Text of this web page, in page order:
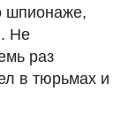
шпионаже,
Не
раз
в тюрьмах и